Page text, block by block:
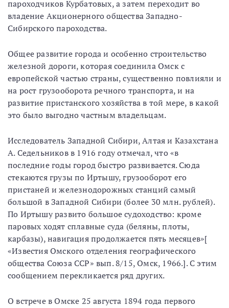
пароходчиков Курбатовых, а затем переходит во
владение Акционерного общества Западно-
Сибирского пароходства.
Общее развитие города и особенно строительство
железной дороги, которая соединила Омск с
европейской частью страны, существенно повлияли и
на рост грузооборота речного транспорта, и на
развитие пристанского хозяйства в той мере, в какой
это было выгодно частным владельцам.
Исследователь Западной Сибири, Алтая и Казахстана
А. Седельников в 1916 году отмечал, что «в
последние годы город быстро развивается. Сюда
стекаются грузы по Иртышу, грузооборот его
пристаней и железнодорожных станций самый
большой в Западной Сибири (более 30 млн. рублей).
По Иртышу развито большое судоходство: кроме
паровых ходят сплавные суда (беляны, плоты,
карбазы), навигация продолжается пять месяцев»[
«Известия Омского отделения географического
общества Союза ССР» вып. 8/15, Омск, 1966.]. С этим
сообщением перекликается ряд других.
О встрече в Омске 25 августа 1894 года первого